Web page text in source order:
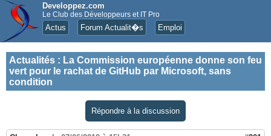
Developpez.com
Le Club des Développeurs et IT Pro
Actus Forum Actualit�s Emploi
Actualités : La Commission européenne donne son feu
vert pour le rachat de GitHub par Microsoft, sans
condition
Répondre à la discussion